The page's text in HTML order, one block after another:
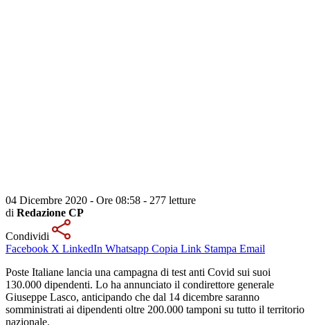
04 Dicembre 2020 - Ore 08:58 - 277 letture
di Redazione CP
Condividi
Facebook X LinkedIn Whatsapp Copia Link Stampa Email
Poste Italiane lancia una campagna di test anti Covid sui suoi
130.000 dipendenti. Lo ha annunciato il condirettore generale
Giuseppe Lasco, anticipando che dal 14 dicembre saranno
somministrati ai dipendenti oltre 200.000 tamponi su tutto il territorio
nazionale.